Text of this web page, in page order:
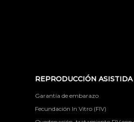
REPRODUCCIÓN ASISTIDA
Garantía de embarazo
Fecundación In Vitro (FIV)